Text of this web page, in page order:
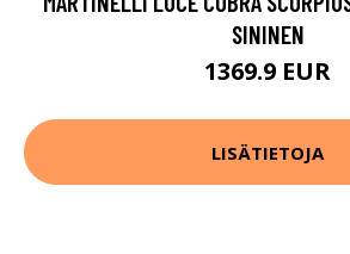
SININEN
1369.9 EUR
LISÄTIETOJA